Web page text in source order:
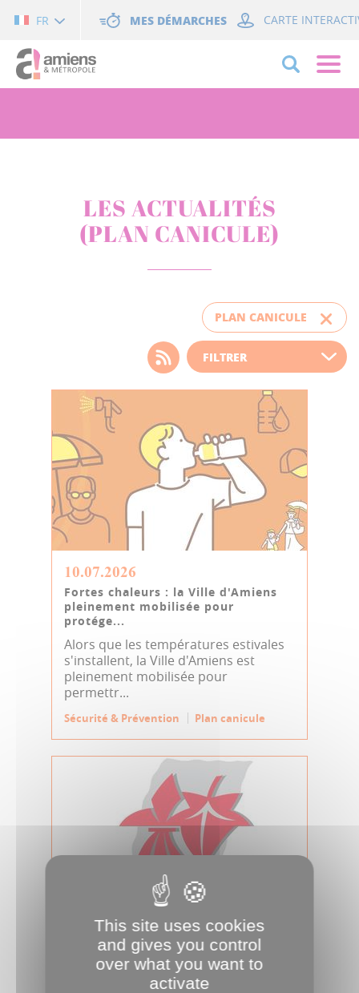
FR MES DÉMARCHES CARTE
LES ACTUALITÉS
(PLAN CANICULE)
PLAN CANICULE
Choisissez votre filtre
d'actualité
10.07.2026
Fortes chaleurs : la Ville d'Amiens
pleinement mobilisée pour
protége...
Alors que les températures estivales
s'installent, la Ville d'Amiens est
pleinement mobilisée pour
permettr...
Sécurité & Prévention Plan canicule
23.06.2026
Canicule : Frédéric Fauvet annonce
des mesures complémentaires pour
This site uses cookies
and gives you control
over what you want to
activate